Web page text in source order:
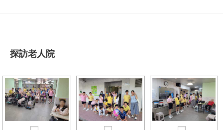
探訪老人院